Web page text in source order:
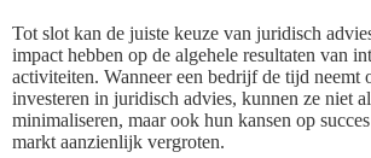
Tot slot kan de juiste keuze van juridisch
impact hebben op de algehele resultaten van
activiteiten. Wanneer een bedrijf de tijd neemt
investeren in juridisch advies, kunnen ze niet
minimaliseren, maar ook hun kansen op
markt aanzienlijk vergroten.